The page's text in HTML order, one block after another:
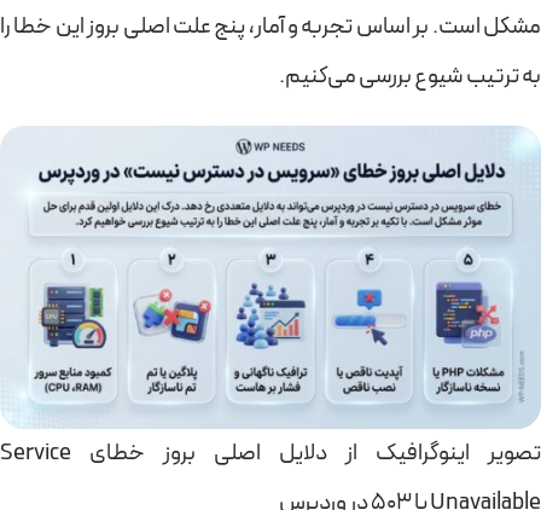
مشکل است. بر اساس تجربه و آمار، پنج علت اصلی بروز این خطا را
به ترتیب شیوع بررسی می‌کنیم.
تصویر اینوگرافیک از دلایل اصلی بروز خطای Service